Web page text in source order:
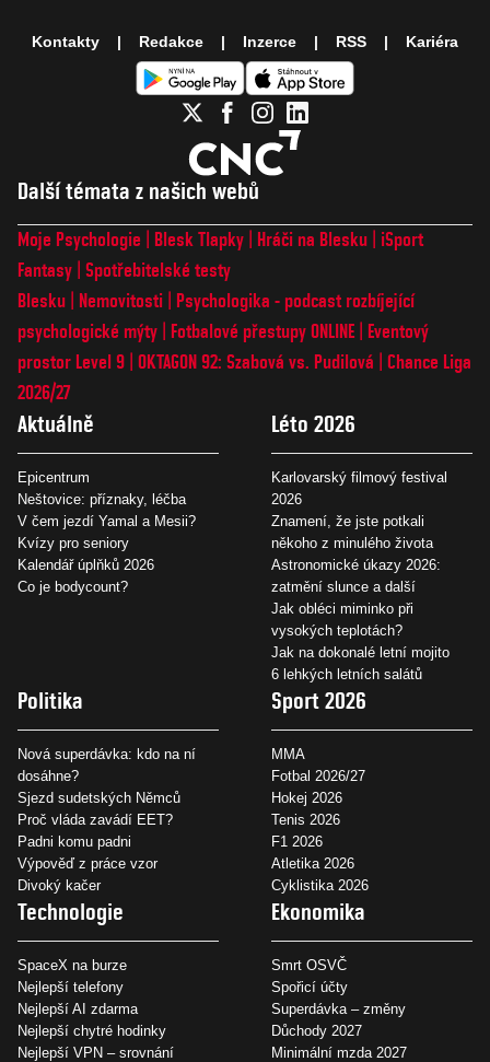
Další témata z našich webů
Moje Psychologie Blesk Tlapky Hráči na Blesku
iSport
Fantasy Spotřebitelské testy
Blesku
Nemovitosti
Psychologika - podcast rozbíjející
psychologické mýty
Fotbalové přestupy ONLINE
Eventový
prostor Level 9 OKTAGON 92: Szabová vs. Pudilová
Chance Liga
2026/27
Aktuálně
Epicentrum
Neštovice: příznaky, léčba
V čem jezdí Yamal a Mesii?
Kvízy pro seniory
Kalendář úplňků 2026
Co je bodycount?
Léto 2026
Karlovarský filmový festival
2026
Znamení, že jste potkali
někoho z minulého života
Astronomické úkazy 2026:
zatmění slunce a další
Jak obléci miminko při
vysokých teplotách?
Jak na dokonalé letní mojito
6 lehkých letních salátů
Politika
Nová superdávka: kdo na ní
dosáhne?
Sjezd sudetských Němců
Proč vláda zavádí EET?
Padni komu padni
Výpověď z práce vzor
Divoký kačer
Sport 2026
MMA
Fotbal 2026/27
Hokej 2026
Tenis 2026
F1 2026
Atletika 2026
Cyklistika 2026
Technologie
SpaceX na burze
Nejlepší telefony
Nejlepší AI zdarma
Nejlepší chytré hodinky
Nejlepší VPN – srovnání
Ekonomika
Smrt OSVČ
Spořicí účty
Superdávka – změny
Důchody 2027
Minimální mzda 2027
Kontakty Redakce Inzerce RSS Kariéra